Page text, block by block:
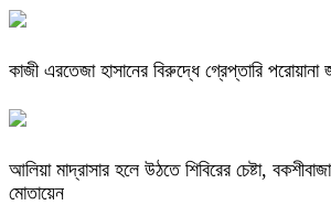
কাজী এরতেজা হাসানের বিরুদ্ধে গ্রেপ্তারি পরোয়ানা
আলিয়া মাদ্রাসার হলে উঠতে শিবিরের চেষ্টা,
মোতায়েন